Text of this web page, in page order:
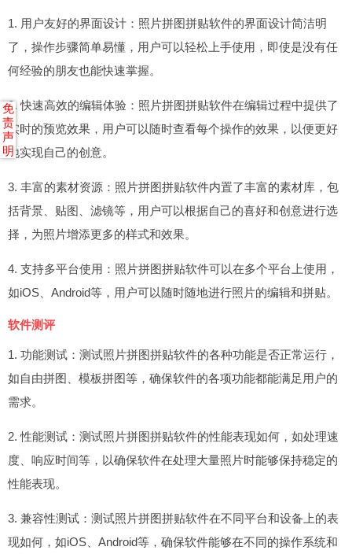
1. 用户友好的界面设计：照片拼图拼贴软件的界面设计简洁明
了，操作步骤简单易懂，用户可以轻松上手使用，即使是没有任
何经验的朋友也能快速掌握。
2. 快速高效的编辑体验：照片拼图拼贴软件在编辑过程中提供了
实时的预览效果，用户可以随时查看每个操作的效果，以便更好
地实现自己的创意。
3. 丰富的素材资源：照片拼图拼贴软件内置了丰富的素材库，包
括背景、贴图、滤镜等，用户可以根据自己的喜好和创意进行选
择，为照片增添更多的样式和效果。
4. 支持多平台使用：照片拼图拼贴软件可以在多个平台上使用，
如iOS、Android等，用户可以随时随地进行照片的编辑和拼贴。
软件测评
1. 功能测试：测试照片拼图拼贴软件的各种功能是否正常运行，
如自由拼图、模板拼图等，确保软件的各项功能都能满足用户的
需求。
2. 性能测试：测试照片拼图拼贴软件的性能表现如何，如处理速
度、响应时间等，以确保软件在处理大量照片时能够保持稳定的
性能表现。
3. 兼容性测试：测试照片拼图拼贴软件在不同平台和设备上的表
现如何，如iOS、Android等，确保软件能够在不同的操作系统和
免
责
声
明